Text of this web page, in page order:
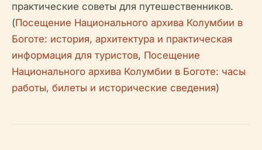
практические советы для путешественников.
(Посещение Национального архива Колумбии в
Боготе: история, архитектура и практическая
информация для туристов, Посещение
Национального архива Колумбии в Боготе: часы
работы, билеты и исторические сведения)